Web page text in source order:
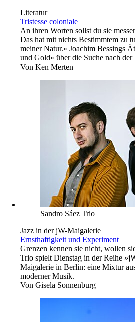
Literatur
Tristesse coloniale
An ihren Worten sollst du sie
Das hat mit nichts Bestimmtem zu
meiner Natur.« Joachim Bessings
und Gold« über die Suche nach der
Von Ken Merten
Sandro Sáez Trio
Jazz in der jW-Maigalerie
Ernsthaftigkeit und Experiment
Grenzen kennen sie nicht, wollen
Trio spielt Dienstag in der Reihe
Maigalerie in Berlin: eine Mixtur
moderner Musik.
Von Gisela Sonnenburg